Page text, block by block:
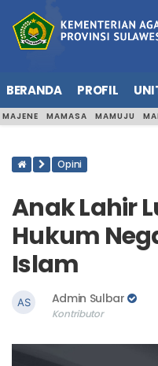
BERANDA PROFIL
MAJENE MAMASA MAMUJU
Opini
Anak Lahir
Hukum
Islam
Admin Sulbar
Kontributor